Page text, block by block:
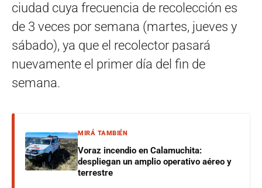
ciudad cuya frecuencia de recolección es
de 3 veces por semana (martes, jueves y
sábado), ya que el recolector pasará
nuevamente el primer día del fin de
semana.
MIRÁ TAMBIÉN
Voraz incendio en Calamuchita:
despliegan un amplio operativo aéreo y
terrestre